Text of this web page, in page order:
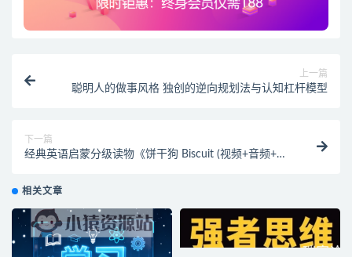
上一篇
聪明人的做事风格 独创的逆向规划法与认知杠杆模型
下一篇
经典英语启蒙分级读物《饼干狗 Biscuit (视频+音频+绘
相关文章